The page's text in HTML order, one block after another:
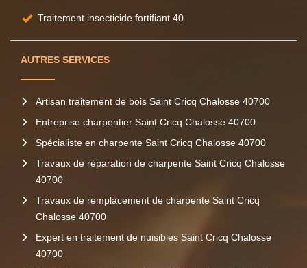
Traitement insecticide fortifiant 40
AUTRES SERVICES
Artisan traitement de bois Saint Cricq Chalosse 40700
Entreprise charpentier Saint Cricq Chalosse 40700
Spécialiste en charpente Saint Cricq Chalosse 40700
Travaux de réparation de charpente Saint Cricq Chalosse
40700
Travaux de remplacement de charpente Saint Cricq
Chalosse 40700
Expert en traitement de nuisibles Saint Cricq Chalosse
40700